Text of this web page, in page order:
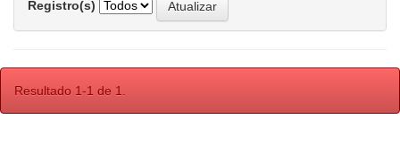
Registro(s)
Resultado 1-1 de 1.